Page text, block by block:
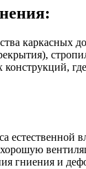
каркасных
конструкций,
естественной
гниения и